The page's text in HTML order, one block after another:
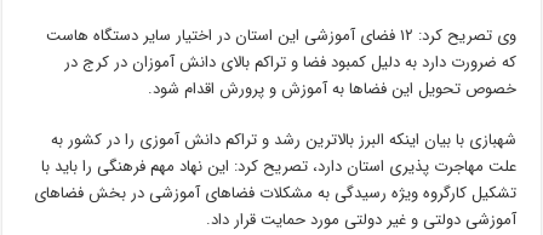
وی تصریح کرد: ۱۲ فضای آموزشی این استان در اختیار سایر دستگاه هاست
که ضرورت دارد به دلیل کمبود فضا و تراکم بالای دانش آموزان در کرج در
خصوص تحویل این فضاها به آموزش و پرورش اقدام شود.
شهبازی با بیان اینکه البرز بالاترین رشد و تراکم دانش آموزی را در کشور به
علت مهاجرت پذیری استان دارد، تصریح کرد: این نهاد مهم فرهنگی را باید با
تشکیل کارگروه ویژه رسیدگی به مشکلات فضاهای آموزشی در بخش فضاهای
آموزشی دولتی و غیر دولتی مورد حمایت قرار داد.